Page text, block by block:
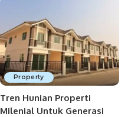
Property
Tren Hunian Properti
Milenial Untuk Generasi